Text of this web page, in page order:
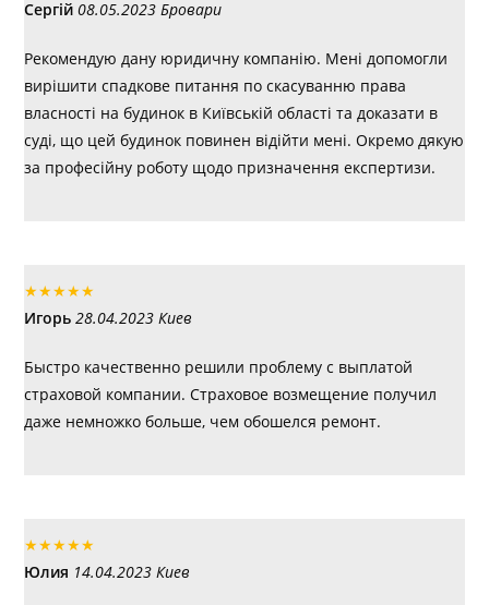
Сергій 08.05.2023 Бровари
Рекомендую дану юридичну компанію. Мені допомогли
вирішити спадкове питання по скасуванню права
власності на будинок в Київській області та доказати в
суді, що цей будинок повинен відійти мені. Окремо дякую
за професійну роботу щодо призначення експертизи.
★★★★★
Игорь 28.04.2023 Киев
Быстро качественно решили проблему с выплатой
страховой компании. Страховое возмещение получил
даже немножко больше, чем обошелся ремонт.
★★★★★
Юлия 14.04.2023 Киев